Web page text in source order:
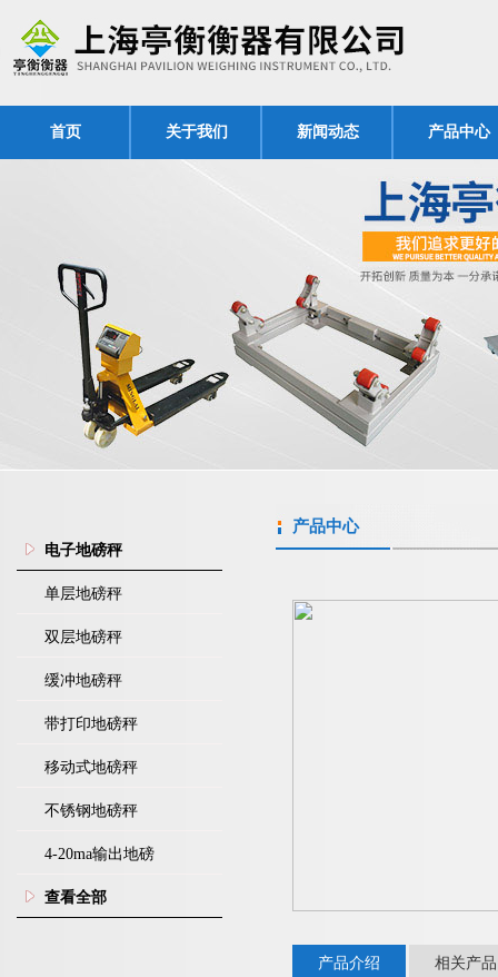
首页 关于我们 新闻动态 产品中心
电子地磅秤
单层地磅秤
双层地磅秤
缓冲地磅秤
带打印地磅秤
移动式地磅秤
不锈钢地磅秤
4-20ma输出地磅
查看全部
产品中心
产品介绍 相关产品